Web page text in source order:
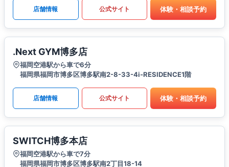
店舗情報 公式サイト 体験・相談予約
.Next GYM博多店
福岡空港駅から車で6分
福岡県福岡市博多区博多駅南2-8-33-4i-RESIDENCE1階
店舗情報 公式サイト 体験・相談予約
SWITCH博多本店
福岡空港駅から車で7分
福岡県福岡市博多区博多駅南2丁目18-14